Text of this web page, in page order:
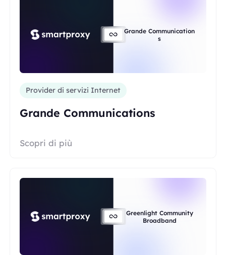
Grande Communication
s
Provider di servizi Internet
Grande Communications
Scopri di più
Greenlight Community
Broadband